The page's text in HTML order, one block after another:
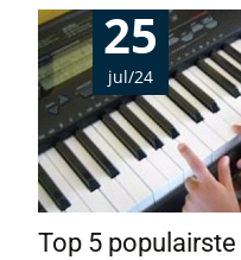
25
jul/24
Top 5